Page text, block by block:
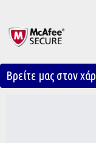
Βρείτε μας στον